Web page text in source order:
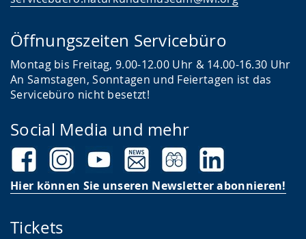
Öffnungszeiten Servicebüro
Montag bis Freitag, 9.00-12.00 Uhr & 14.00-16.30 Uhr
An Samstagen, Sonntagen und Feiertagen ist das
Servicebüro nicht besetzt!
Social Media und mehr
Hier können Sie unseren Newsletter abonnieren!
Tickets